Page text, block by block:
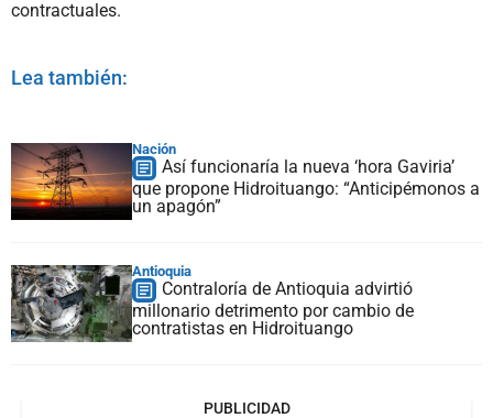
contractuales.
Lea también:
Nación
Así funcionaría la nueva ‘hora Gaviria’
que propone Hidroituango: “Anticipémonos a
un apagón”
Antioquia
Contraloría de Antioquia advirtió
millonario detrimento por cambio de
contratistas en Hidroituango
PUBLICIDAD